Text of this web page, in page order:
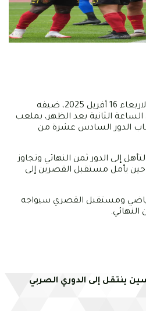
يواجه الترجي الرياضي، اليوم الاربعاء 16 أفريل 2025، ضيفه
الثانية بعد الظهر، بملعب
الدور السادس عشرة من
إلى الدور ثمن النهائي وتجاوز
حين يأمل مستقبل القصرين إلى
ومستقبل القصري سيواجه
النهائي.
ينتقل إلى الدوري الصربي